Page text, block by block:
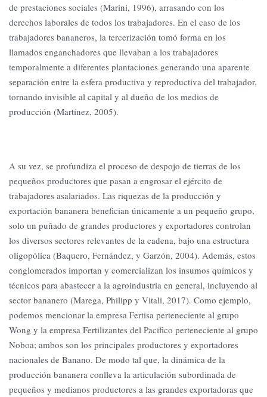
de prestaciones sociales (Marini, 1996), arrasando con los
derechos laborales de todos los trabajadores. En el caso de los
trabajadores bananeros, la tercerización tomó forma en los
llamados enganchadores que llevaban a los trabajadores
temporalmente a diferentes plantaciones generando una aparente
separación entre la esfera productiva y reproductiva del trabajador,
tornando invisible al capital y al dueño de los medios de
producción (Martínez, 2005).
A su vez, se profundiza el proceso de despojo de tierras de los
pequeños productores que pasan a engrosar el ejército de
trabajadores asalariados. Las riquezas de la producción y
exportación bananera benefician únicamente a un pequeño grupo,
solo un puñado de grandes productores y exportadores controlan
los diversos sectores relevantes de la cadena, bajo una estructura
oligopólica (Baquero, Fernández, y Garzón, 2004). Además, estos
conglomerados importan y comercializan los insumos químicos y
técnicos para abastecer a la agroindustria en general, incluyendo al
sector bananero (Marega, Philipp y Vitali, 2017). Como ejemplo,
podemos mencionar la empresa Fertisa perteneciente al grupo
Wong y la empresa Fertilizantes del Pacifico perteneciente al grupo
Noboa; ambos son los principales productores y exportadores
nacionales de Banano. De modo tal que, la dinámica de la
producción bananera conlleva la articulación subordinada de
pequeños y medianos productores a las grandes exportadoras que